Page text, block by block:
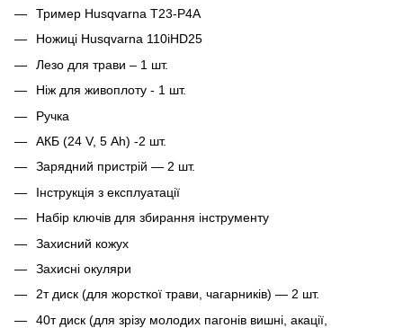
Тример Husqvarna T23-P4A
Ножиці Husqvarna 110iHD25
Лезо для трави – 1 шт.
Ніж для живоплоту - 1 шт.
Ручка
АКБ (24 V, 5 Ah) -2 шт.
Зарядний пристрій — 2 шт.
Інструкція з експлуатації
Набір ключів для збирання інструменту
Захисний кожух
Захисні окуляри
2т диск (для жорсткої трави, чагарників) — 2 шт.
40т диск (для зрізу молодих пагонів вишні, акації,